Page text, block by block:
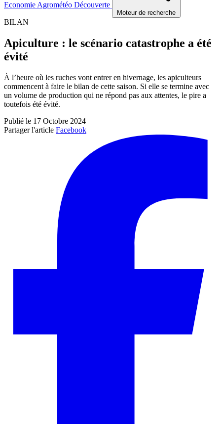
Economie Agrométéo Découverte
Moteur de recherche
BILAN
Apiculture : le scénario catastrophe a été
évité
À l’heure où les ruches vont entrer en hivernage, les apiculteurs
commencent à faire le bilan de cette saison. Si elle se termine avec
un volume de production qui ne répond pas aux attentes, le pire a
toutefois été évité.
Publié le 17 Octobre 2024
Partager l'article Facebook